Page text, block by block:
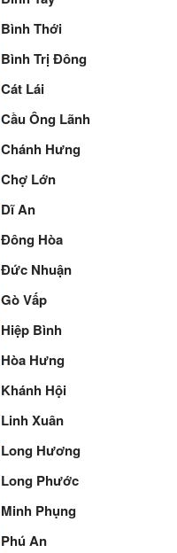
Bình Thới
Bình Trị Đông
Cát Lái
Cầu Ông Lãnh
Chánh Hưng
Chợ Lớn
Dĩ An
Đông Hòa
Đức Nhuận
Gò Vấp
Hiệp Bình
Hòa Hưng
Khánh Hội
Linh Xuân
Long Hương
Long Phước
Minh Phụng
Phú An